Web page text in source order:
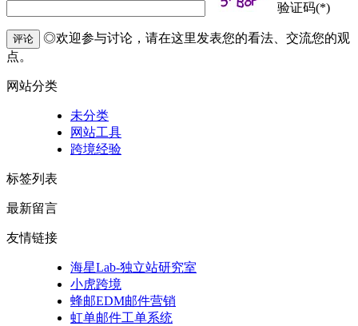
验证码(*)
评论
◎欢迎参与讨论，请在这里发表您的看法、交流您的观
点。
网站分类
未分类
网站工具
跨境经验
标签列表
最新留言
友情链接
海星Lab-独立站研究室
小虎跨境
蜂邮EDM邮件营销
虹单邮件工单系统